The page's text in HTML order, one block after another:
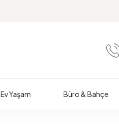
Ev Yaşam Büro & Bahçe